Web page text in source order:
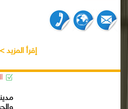
إقرأ المزيد